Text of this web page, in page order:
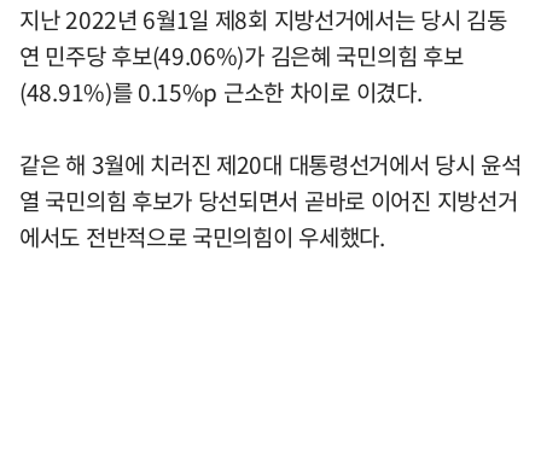
지난 2022년 6월1일 제8회 지방선거에서는 당시 김동
연 민주당 후보(49.06%)가 김은혜 국민의힘 후보
(48.91%)를 0.15%p 근소한 차이로 이겼다.
같은 해 3월에 치러진 제20대 대통령선거에서 당시 윤석
열 국민의힘 후보가 당선되면서 곧바로 이어진 지방선거
에서도 전반적으로 국민의힘이 우세했다.